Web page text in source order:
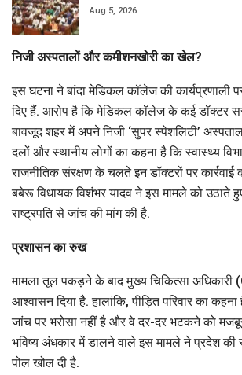
Aug 5, 2026
निजी अस्पतालों और कमीशनखोरी का खेल?
इस घटना ने बांदा मेडिकल कॉलेज की कार्यप्रणाली
दिए हैं. आरोप है कि मेडिकल कॉलेज के कई डॉक्टर
बावजूद शहर में अपने निजी ‘सुपर स्पेशलिटी’ अस्पताल
दलों और स्थानीय लोगों का कहना है कि स्वास्थ्य
राजनीतिक संरक्षण के चलते इन डॉक्टरों पर
बबेरू विधायक विशंभर यादव ने इस मामले को उठाते
राष्ट्रपति से जांच की मांग की है.
प्रशासन का रुख
मामला तूल पकड़ने के बाद मुख्य चिकित्सा अधिकारी
आश्वासन दिया है. हालांकि, पीड़ित परिवार का
जांच पर भरोसा नहीं है और वे दर-दर भटकने को
भविष्य अंधकार में डालने वाले इस मामले ने प्रदेश की
पोल खोल दी है.